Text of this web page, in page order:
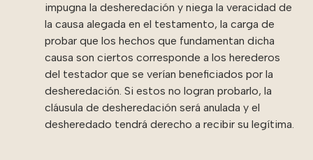
impugna la desheredación y niega la veracidad de
la causa alegada en el testamento, la carga de
probar que los hechos que fundamentan dicha
causa son ciertos corresponde a los herederos
del testador que se verían beneficiados por la
desheredación. Si estos no logran probarlo, la
cláusula de desheredación será anulada y el
desheredado tendrá derecho a recibir su legítima.